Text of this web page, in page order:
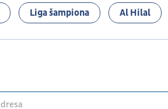
Liga šampiona Al Hilal